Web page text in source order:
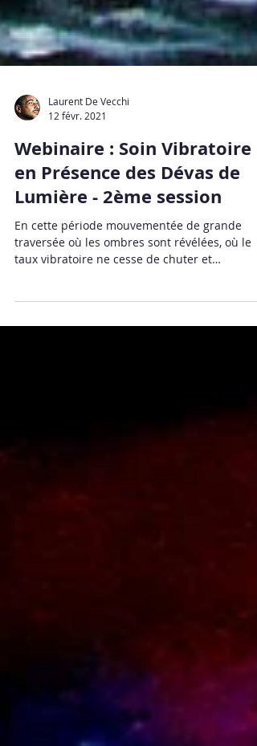
Laurent De Vecchi
12 févr. 2021
Webinaire : Soin Vibratoire
en Présence des Dévas de
Lumière - 2ème session
En cette période mouvementée de grande
taux vibratoire ne cesse de chuter et